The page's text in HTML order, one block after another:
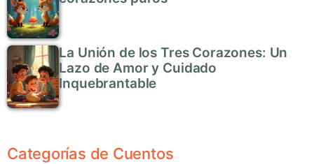
La Unión de los Tres Corazones: Un
Lazo de Amor y Cuidado
Inquebrantable
Categorías de Cuentos